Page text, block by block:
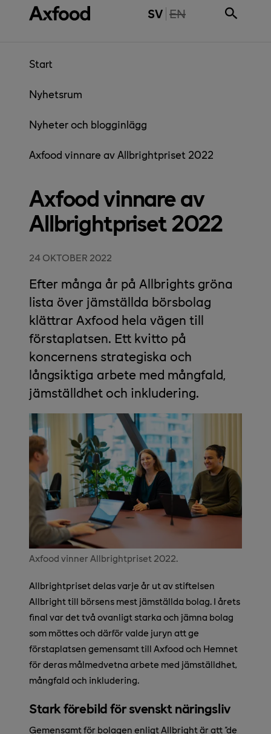
Gå direkt till innehåll SV THE PAGE IS NOT
EN
Start
Nyhetsrum
Nyheter och blogginlägg
Axfood vinnare av Allbrightpriset 2022
Axfood vinnare av
Allbrightpriset 2022
24 OKTOBER 2022
Efter många år på Allbrights gröna
lista över jämställda börsbolag
klättrar Axfood hela vägen till
förstaplatsen. Ett kvitto på
koncernens strategiska och
långsiktiga arbete med mångfald,
jämställdhet och inkludering.
Axfood vinner Allbrightpriset 2022.
Allbrightpriset delas varje år ut av stiftelsen
Allbright till börsens mest jämställda bolag. I årets
final var det två ovanligt starka och jämna bolag
som möttes och därför valde juryn att ge
förstaplatsen gemensamt till Axfood och Hemnet
för deras målmedvetna arbete med jämställdhet,
mångfald och inkludering.
Stark förebild för svenskt näringsliv
Gemensamt för bolagen enligt Allbright är att "de